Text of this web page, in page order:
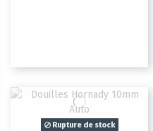
Rupture de stock